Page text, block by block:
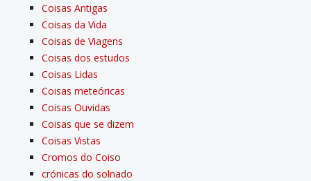
Coisas Antigas
Coisas da Vida
Coisas de Viagens
Coisas dos estudos
Coisas Lidas
Coisas meteóricas
Coisas Ouvidas
Coisas que se dizem
Coisas Vistas
Cromos do Coiso
crónicas do solnado